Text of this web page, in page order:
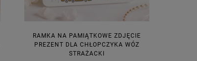
RAMKA NA PAMIĄTKOWE ZDJĘCIE
PREZENT DLA CHŁOPCZYKA WÓZ
STRAŻACKI